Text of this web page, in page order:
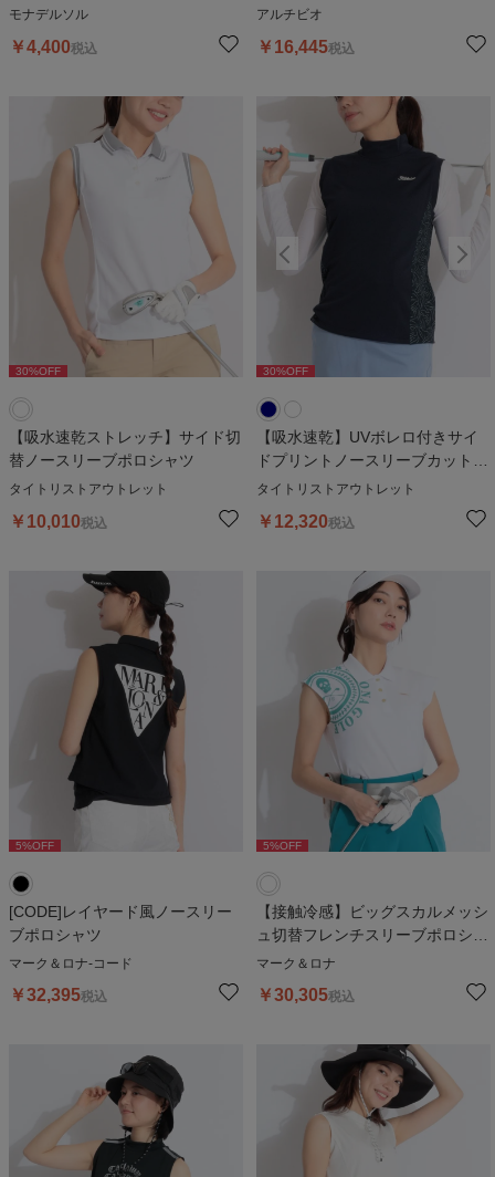
モナデルソル
￥4,400税込
アルチビオ
￥ 16,445税込
30%OFF
【吸水速乾ストレッチ】サイド切
替ノースリーブポロシャツ
タイトリストアウトレット
￥ 10,010税込
30%OFF 30%OFF
【吸水速乾】UVボレロ付きサイ
ドプリントノースリーブカットソ
ー
タイトリストアウトレット
￥ 12,320税込
5%OFF
[CODE]レイヤード風ノースリー
ブポロシャツ
マーク＆ロナ-コード
￥32,395税込
5%OFF
【接触冷感】ビッグスカルメッシ
ュ切替フレンチスリーブポロシャ
ツ
マーク＆ロナ
￥30,305税込